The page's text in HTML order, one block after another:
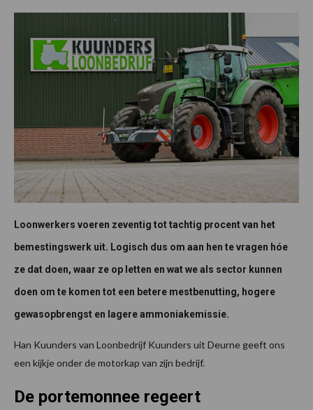
Loonwerkers voeren zeventig tot tachtig procent van het
bemestingswerk uit. Logisch dus om aan hen te vragen hóe
ze dat doen, waar ze op letten en wat we als sector kunnen
doen om te komen tot een betere mestbenutting, hogere
gewasopbrengst en lagere ammoniakemissie.
Han Kuunders van Loonbedrijf Kuunders uit Deurne geeft ons
een kijkje onder de motorkap van zijn bedrijf.
De portemonnee regeert